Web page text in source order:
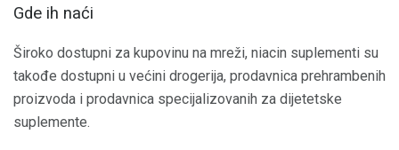
Gde ih naći
Široko dostupni za kupovinu na mreži, niacin suplementi su
takođe dostupni u većini drogerija, prodavnica prehrambenih
proizvoda i prodavnica specijalizovanih za dijetetske
suplemente.